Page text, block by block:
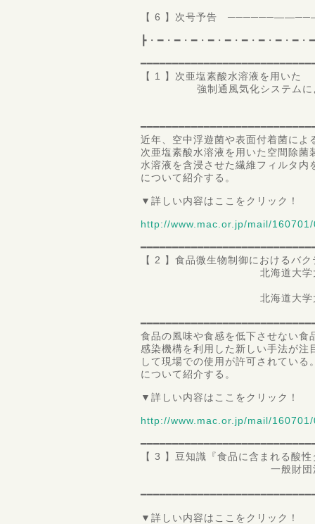
【 6 】次号予告
┣・━・━・━・━・━・━・━・━・━
【 1 】次亜塩素酸水溶液を用いた
強制通風気化システムによ
近年、空中浮遊菌や表面付着菌に
次亜塩素酸水溶液を用いた空間除
水溶液を含浸させた繊維フィルタ
について紹介する。
▼詳しい内容はここをクリック！
http://www.mac.or.jp/mail/
【 2 】食品微生物制御におけるバ
北海道大学大学院 水
北海道大学大学院 水
食品の風味や食感を低下させない
感染機構を利用した新しい手法が
して現場での使用が許可されてい
について紹介する。
▼詳しい内容はここをクリック！
http://www.mac.or.jp/mail/
【 3 】豆知識『食品に含まれる酸
一般財団法人 食品分
▼詳しい内容はここをクリック！